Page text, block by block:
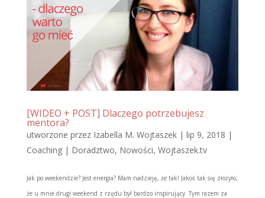
[WIDEO + POST] Dlaczego potrzebujesz
mentora?
utworzone przez Izabella M. Wojtaszek| lip 9, 2018 |
Coaching | Doradztwo, Nowości, Wojtaszek.tv
Jak po weekendzie? Jest energia? Mam nadzieję, że tak! Jakoś tak się złożyło,
że u mnie drugi weekend z rzędu był bardzo inspirujący. Tym razem za